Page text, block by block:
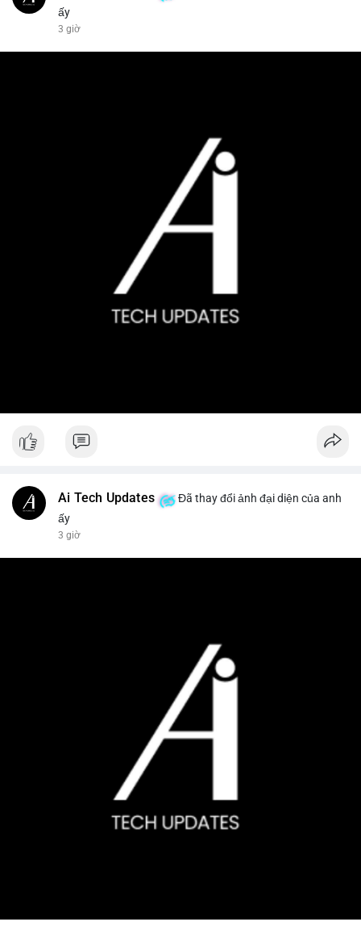
ấy
3 giờ
Ai Tech Updates
Đã thay đổi ảnh đại diện của anh
ấy
3 giờ